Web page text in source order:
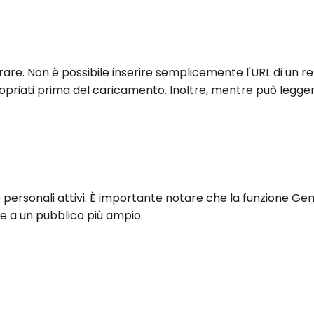
Non è possibile inserire semplicemente l'URL di un
prima del caricamento. Inoltre, mentre può
attivi. È importante notare che la funzione
a un pubblico più ampio.